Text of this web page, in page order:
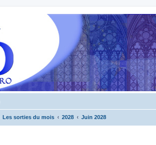
Les sorties du mois 2028 Juin 2028